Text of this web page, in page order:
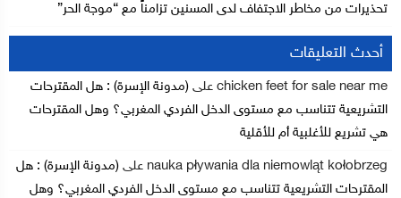
تحذيرات من مخاطر الاجتفاف لدى المسنين تزامناً مع “موجة الحر”
أحدث التعليقات
chicken feet for sale near me على (مدونة الإسرة) : هل المقترحات
التشريعية تتناسب مع مستوى الدخل الفردي المغربي؟ وهل المقترحات
هي تشريع للأغلبية أم للأقلية
nauka pływania dla niemowląt kołobrzeg على (مدونة الإسرة) : هل
المقترحات التشريعية تتناسب مع مستوى الدخل الفردي المغربي؟ وهل